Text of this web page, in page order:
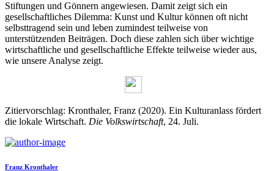
Stiftungen und Gönnern angewiesen. Damit zeigt sich ein
gesellschaftliches Dilemma: Kunst und Kultur können oft nicht
selbsttragend sein und leben zumindest teilweise von
unterstützenden Beiträgen. Doch diese zahlen sich über wichtige
wirtschaftliche und gesellschaftliche Effekte teilweise wieder aus,
wie unsere Analyse zeigt.
Zitiervorschlag: Kronthaler, Franz (2020). Ein Kulturanlass fördert
die lokale Wirtschaft. Die Volkswirtschaft, 24. Juli.
Franz Kronthaler